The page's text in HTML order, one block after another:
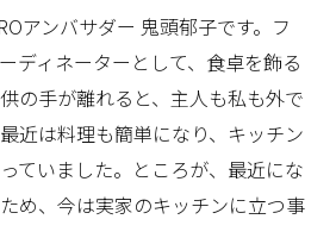
の方が、「CENTRO」の新しい機
を持ち、熱気のある質疑応答がい
それだけ、業界で注目されている
ました。食に関しては、食べるの
好きですが、キッチンのプロと言
。専門家の質問や、多くのカメラ
アンバサダー 鬼頭郁子です。フ
ディネーターとして、食卓を飾る
の手が離れると、主人も私も外で
近は料理も簡単になり、キッチン
ていました。ところが、最近にな
め、今は実家のキッチンに立つ事